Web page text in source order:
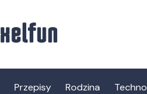
Przepisy Rodzina